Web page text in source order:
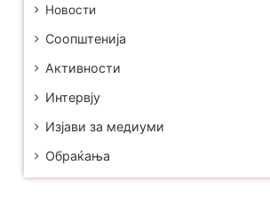
Новости
Соопштенија
Активности
Интервју
Изјави за медиуми
Обраќања